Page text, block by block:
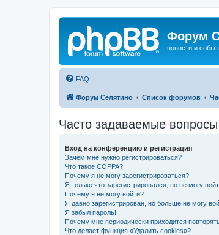
Форум
новости и
FAQ
Форум Селятино Список форумов
Часто задаваемые вопросы
Вход на конференцию и регистрация
Зачем мне нужно регистрироваться?
Что такое COPPA?
Почему я не могу зарегистрироваться?
Я только что зарегистрировался, но не могу
Почему я не могу войти?
Я давно зарегистрирован, но больше не могу
Я забыл пароль!
Почему мне периодически приходится
Что делает функция «Удалить cookies»?